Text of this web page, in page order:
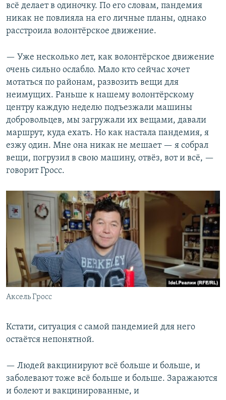
всё делает в одиночку. По его словам, пандемия
никак не повлияла на его личные планы, однако
расстроила волонтёрское движение.
— Уже несколько лет, как волонтёрское движение
очень сильно ослабло. Мало кто сейчас хочет
мотаться по районам, развозить вещи для
неимущих. Раньше к нашему волонтёрскому
центру каждую неделю подъезжали машины
добровольцев, мы загружали их вещами, давали
маршрут, куда ехать. Но как настала пандемия, я
езжу один. Мне она никак не мешает — я собрал
вещи, погрузил в свою машину, отвёз, вот и всё, —
говорит Гросс.
Аксель Гросс
Кстати, ситуация с самой пандемией для него
остаётся непонятной.
— Людей вакцинируют всё больше и больше, и
заболевают тоже всё больше и больше. Заражаются
и болеют и вакцинированные, и